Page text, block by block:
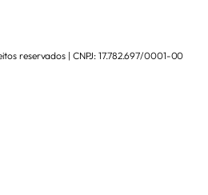
reservados | CNPJ: 17.782.697/0001-00